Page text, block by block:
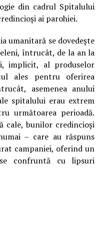
din cadrul Spitalului
ai parohiei.
umanitară se dovedește
întrucât, de la an la
implicit, al produselor
ales pentru oferirea
asemenea anului
spitalului erau extrem
următoarea perioadă.
cale, bunilor credincioși
– care au răspuns
campaniei, oferind un
confruntă cu lipsuri